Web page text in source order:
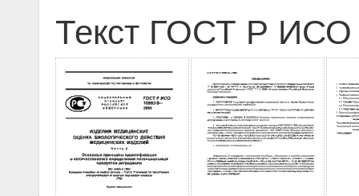
Текст ГОСТ Р ИСО